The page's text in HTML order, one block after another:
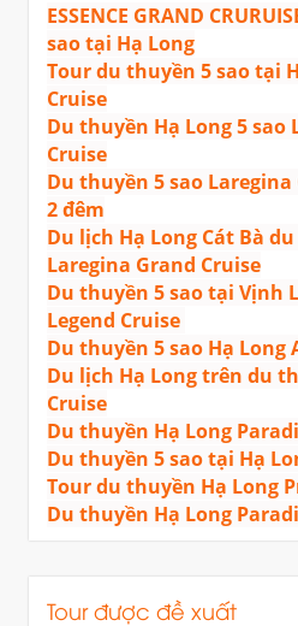
ESSENCE GRAND
sao tại Hạ Long
Tour du thuyền 5 sao tại
Cruise
Du thuyền Hạ Long 5 sao
Cruise
Du thuyền 5 sao
2 đêm
Du lịch Hạ Long Cát Bà
Laregina Grand Cruise
Du thuyền 5 sao tại Vịnh
Legend Cruise
Du thuyền 5 sao Hạ Long
Du lịch Hạ Long trên du
Cruise
Du thuyền Hạ Long
Du thuyền 5 sao tại Hạ
Tour du thuyền Hạ Long
Du thuyền Hạ Long
Tour được đề xuất